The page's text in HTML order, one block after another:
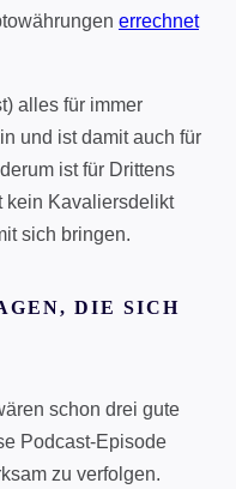
errechnet
alles für immer
und ist damit auch für
ist für Drittens
kein Kavaliersdelikt
sich bringen.
DIE SICH
schon drei gute
Podcast-Episode
zu verfolgen.